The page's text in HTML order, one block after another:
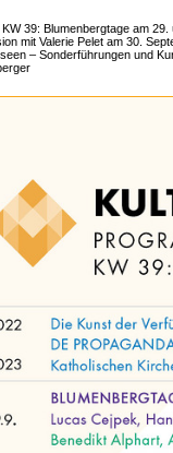
39: Blumenbergtage am
mit Valerie Pelet am 30.
– Sonderführungen und